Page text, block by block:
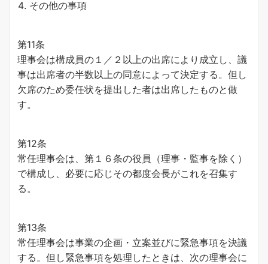
その他の事項
第11条
理事会は構成員の１／２以上の出席により成立し、議
事は出席者の半数以上の同意によって決定する。但し
欠席のため委任状を提出した者は出席したものと做
す。
第12条
常任理事会は、第１６条の役員（理事・監事を除く）
で構成し、必要に応じその都度会長がこれを召集す
る。
第13条
常任理事会は事業の企画・立案並びに緊急事項を決議
する。但し緊急事項を処理したときは、次の理事会に